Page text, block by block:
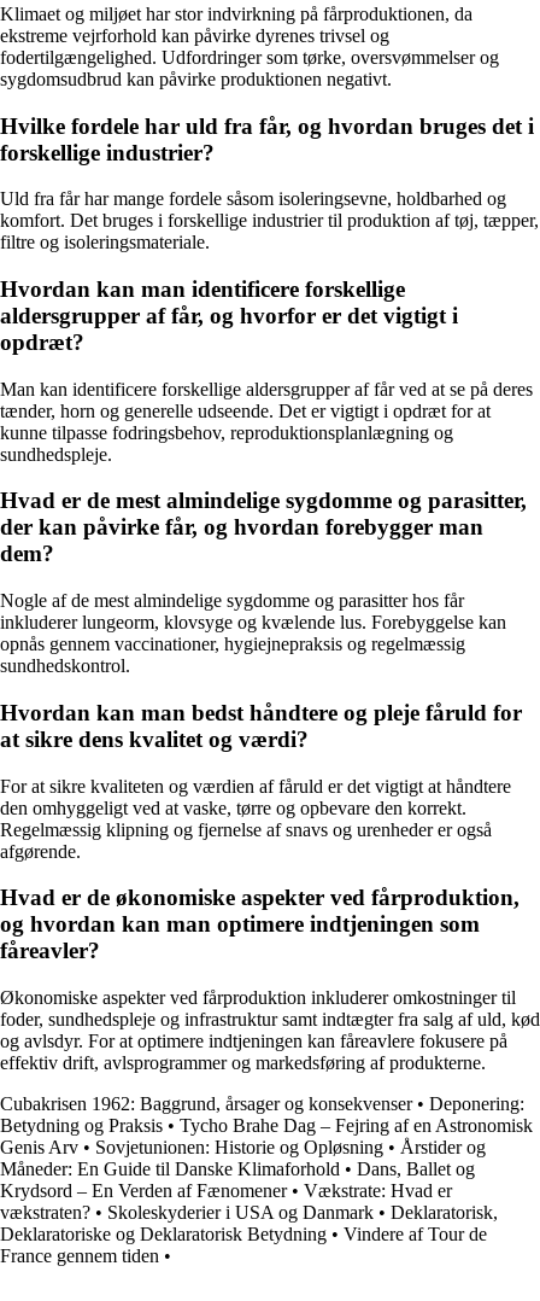
Klimaet og miljøet har stor indvirkning på fårproduktionen, da
ekstreme vejrforhold kan påvirke dyrenes trivsel og
fodertilgængelighed. Udfordringer som tørke, oversvømmelser og
sygdomsudbrud kan påvirke produktionen negativt.
Hvilke fordele har uld fra får, og hvordan bruges det i
forskellige industrier?
Uld fra får har mange fordele såsom isoleringsevne, holdbarhed og
komfort. Det bruges i forskellige industrier til produktion af tøj, tæpper,
filtre og isoleringsmateriale.
Hvordan kan man identificere forskellige
aldersgrupper af får, og hvorfor er det vigtigt i
opdræt?
Man kan identificere forskellige aldersgrupper af får ved at se på deres
tænder, horn og generelle udseende. Det er vigtigt i opdræt for at
kunne tilpasse fodringsbehov, reproduktionsplanlægning og
sundhedspleje.
Hvad er de mest almindelige sygdomme og parasitter,
der kan påvirke får, og hvordan forebygger man
dem?
Nogle af de mest almindelige sygdomme og parasitter hos får
inkluderer lungeorm, klovsyge og kvælende lus. Forebyggelse kan
opnås gennem vaccinationer, hygiejnepraksis og regelmæssig
sundhedskontrol.
Hvordan kan man bedst håndtere og pleje fåruld for
at sikre dens kvalitet og værdi?
For at sikre kvaliteten og værdien af fåruld er det vigtigt at håndtere
den omhyggeligt ved at vaske, tørre og opbevare den korrekt.
Regelmæssig klipning og fjernelse af snavs og urenheder er også
afgørende.
Hvad er de økonomiske aspekter ved fårproduktion,
og hvordan kan man optimere indtjeningen som
fåreavler?
Økonomiske aspekter ved fårproduktion inkluderer omkostninger til
foder, sundhedspleje og infrastruktur samt indtægter fra salg af uld, kød
og avlsdyr. For at optimere indtjeningen kan fåreavlere fokusere på
effektiv drift, avlsprogrammer og markedsføring af produkterne.
Cubakrisen 1962: Baggrund, årsager og konsekvenser• Deponering:
Betydning og Praksis • Tycho Brahe Dag – Fejring af en Astronomisk
Genis Arv • Sovjetunionen: Historie og Opløsning • Årstider og
Måneder: En Guide til Danske Klimaforhold • Dans, Ballet og
Krydsord – En Verden af Fænomener• Vækstrate: Hvad er
vækstraten? • Skoleskyderier i USA og Danmark • Deklaratorisk,
Deklaratoriske og Deklaratorisk Betydning • Vindere af Tour de
France gennem tiden •